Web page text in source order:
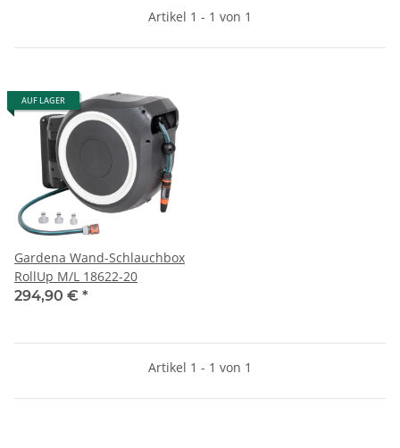
Artikel 1 - 1 von 1
AUF LAGER
Gardena Wand-Schlauchbox
RollUp M/L 18622-20
294,90 € *
Artikel 1 - 1 von 1